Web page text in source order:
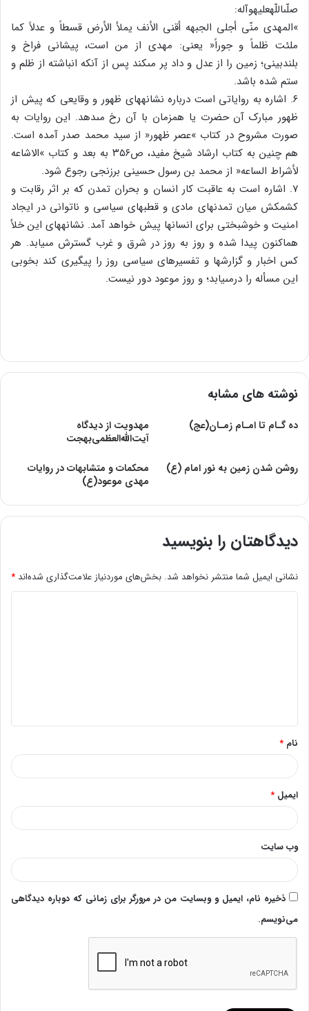
صلّى‏اللّه‏علیه‏وآله:
»المهدى منّى أجلى الجبهه أقنى الأنف یملأ الأرض قسطاً و عدلاً کما
ملئت ظلماً و جوراً« یعنى: مهدى از من است، پیشانى فراخ و
بلندبینى؛ زمین را از عدل و داد پر مى‏کند پس از آنکه انباشته از ظلم و
ستم شده باشد.
۶. اشاره به روایاتى است درباره نشانه‏هاى ظهور و وقایعى که پیش از
ظهور مبارک آن حضرت یا همزمان با آن رخ مى‏دهد. این روایات به
صورت مشروح در کتاب »عصر ظهور« از سید محمد صدر آمده است.
هم چنین به کتاب ارشاد شیخ مفید، ص۳۵۶ به بعد و کتاب »الاشاعه
لأشراط الساعه« از محمد بن رسول حسینى برزنجى رجوع شود.
۷. اشاره است به عاقبت کار انسان و بحران تمدن که بر اثر رقابت و
کشمکش میان تمدنهاى مادى و قطبهاى سیاسى و ناتوانى در ایجاد
امنیت و خوشبختى براى انسانها پیش خواهد آمد. نشانه‏هاى این خلأ
هم‏اکنون پیدا شده و روز به روز در شرق و غرب گسترش مى‏یابد. هر
کس اخبار و گزارشها و تفسیرهاى سیاسى روز را پیگیرى کند بخوبى
این مسأله را درمى‏یابد؛ و روز موعود دور نیست.
نوشته های مشابه
ده گـام تا امـام زمـان(عج)
مهدویت از دیدگاه
آیت‌الله‌العظمی‌بهجت
روشن شدن زمین به نور امام (ع)
محکمات و متشابهات در روایات
مهدى موعود(ع)
دیدگاهتان را بنویسید
نشانی ایمیل شما منتشر نخواهد شد. بخش‌های موردنیاز علامت‌گذاری شده‌اند *
*
نام *
ایمیل *
وب‌ سایت
ذخیره نام، ایمیل و وبسایت من در مرورگر برای زمانی که دوباره دیدگاهی
می‌نویسم.